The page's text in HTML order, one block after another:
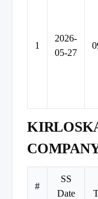
1
2026-
05-27
#
SS
Date